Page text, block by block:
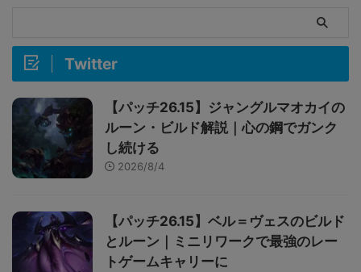
Twitter
【パッチ26.15】ジャングルマオカイの
ルーン・ビルド解説｜心の鋼でガンク
し続ける
2026/8/4
【パッチ26.15】ベル＝ヴェスのビルド
とルーン｜ミニリワークで最強のレー
トゲームキャリーに